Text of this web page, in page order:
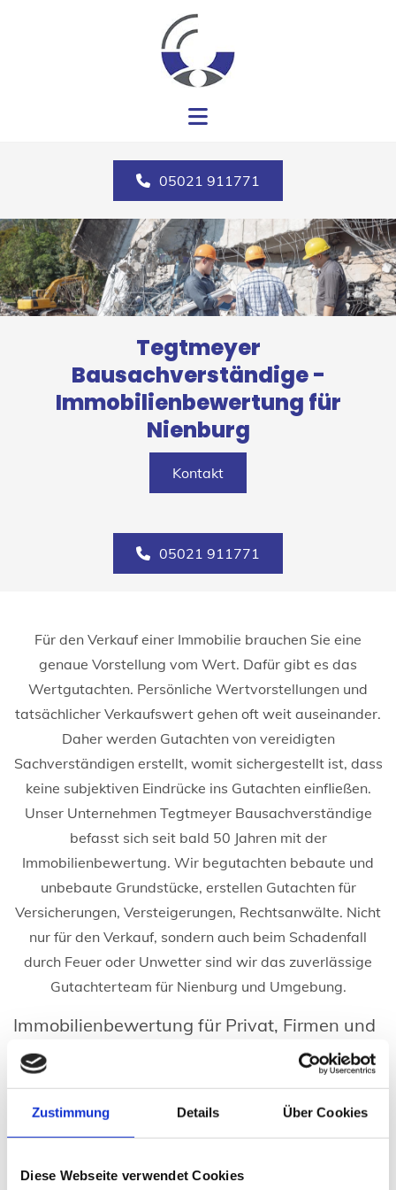
Zustimmung Details Über Cookies
Diese Webseite verwendet Cookies
05021 911771
Tegtmeyer
Bausachverständige -
Immobilienbewertung für
Nienburg
Kontakt
05021 911771
Für den Verkauf einer Immobilie brauchen Sie eine
genaue Vorstellung vom Wert. Dafür gibt es das
Wertgutachten. Persönliche Wertvorstellungen und
tatsächlicher Verkaufswert gehen oft weit auseinander.
Daher werden Gutachten von vereidigten
Sachverständigen erstellt, womit sichergestellt ist, dass
keine subjektiven Eindrücke ins Gutachten einfließen.
Unser Unternehmen Tegtmeyer Bausachverständige
befasst sich seit bald 50 Jahren mit der
Immobilienbewertung. Wir begutachten bebaute und
unbebaute Grundstücke, erstellen Gutachten für
Versicherungen, Versteigerungen, Rechtsanwälte. Nicht
nur für den Verkauf, sondern auch beim Schadenfall
durch Feuer oder Unwetter sind wir das zuverlässige
Gutachterteam für Nienburg und Umgebung.
Immobilienbewertung für Privat, Firmen und
Behörden
erheblicher Sturmschaden entstanden? Nicht immer ist
Sie möchten sich nicht auf das Gutachten der